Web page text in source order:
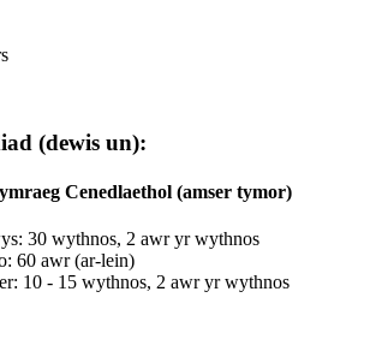
(dewis un):
Cenedlaethol (amser tymor)
30 wythnos, 2 awr yr wythnos
60 awr (ar-lein)
10 - 15 wythnos, 2 awr yr wythnos